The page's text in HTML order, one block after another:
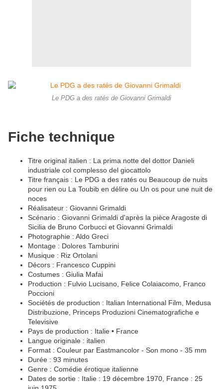
Le PDG a des ratés de Giovanni Grimaldi
Fiche technique
Titre original italien : La prima notte del dottor Danieli
industriale col complesso del giocattolo
Titre français : Le PDG a des ratés ou Beaucoup de nuits
pour rien ou La Toubib en délire ou Un os pour une nuit de
noces
Réalisateur : Giovanni Grimaldi
Scénario : Giovanni Grimaldi d'après la pièce Aragoste di
Sicilia de Bruno Corbucci et Giovanni Grimaldi
Photographie : Aldo Greci
Montage : Dolores Tamburini
Musique : Riz Ortolani
Décors : Francesco Cuppini
Costumes : Giulia Mafai
Production : Fulvio Lucisano, Felice Colaiacomo, Franco
Poccioni
Sociétés de production : Italian International Film, Medusa
Distribuzione, Princeps Produzioni Cinematografiche e
Televisive
Pays de production : Italie • France
Langue originale : italien
Format : Couleur par Eastmancolor - Son mono - 35 mm
Durée : 93 minutes
Genre : Comédie érotique italienne
Dates de sortie : Italie : 19 décembre 1970, France : 25